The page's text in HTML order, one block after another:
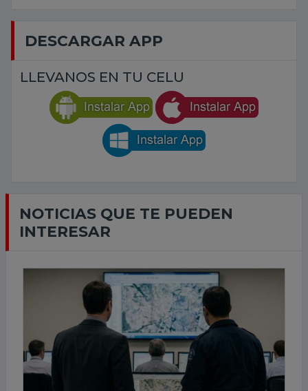
DESCARGAR APP
LLEVANOS EN TU CELU
NOTICIAS QUE TE PUEDEN
INTERESAR